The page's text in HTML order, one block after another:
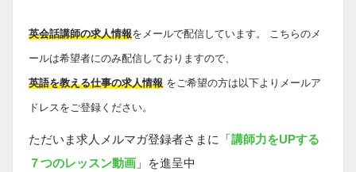
英会話講師の求人情報をメールで配信しています。 こちらのメ
ールは希望者にのみ配信しておりますので、
英語を教える仕事の求人情報 をご希望の方は以下よりメールア
ドレスをご登録ください。
ただいま求人メルマガ登録者さまに「講師力をUPする
７つのレッスン動画 」を進呈中